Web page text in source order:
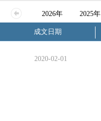
2026年 2025年
成文日期
2020-02-01